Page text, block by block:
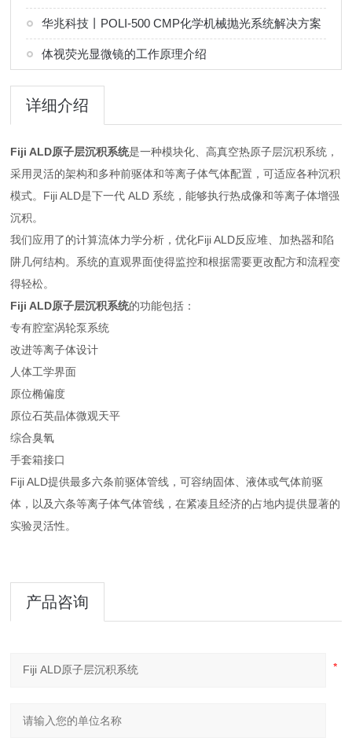
华兆科技丨POLI-500 CMP化学机械抛光系统解决方案
体视荧光显微镜的工作原理介绍
详细介绍
Fiji ALD原子层沉积系统是一种模块化、高真空热原子层沉积系统，
采用灵活的架构和多种前驱体和等离子体气体配置，可适应各种沉积
模式。Fiji ALD是下一代 ALD 系统，能够执行热成像和等离子体增强
沉积。
我们应用了的计算流体力学分析，优化Fiji ALD反应堆、加热器和陷
阱几何结构。系统的直观界面使得监控和根据需要更改配方和流程变
得轻松。
Fiji ALD原子层沉积系统的功能包括：
专有腔室涡轮泵系统
改进等离子体设计
人体工学界面
原位椭偏度
原位石英晶体微观天平
综合臭氧
手套箱接口
Fiji ALD提供最多六条前驱体管线，可容纳固体、液体或气体前驱
体，以及六条等离子体气体管线，在紧凑且经济的占地内提供显著的
实验灵活性。
产品咨询